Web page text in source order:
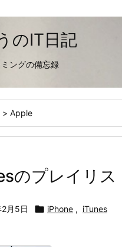
のIT日記
ングの備忘録
> Apple
のプレイリス
月5日  iPhone , iTunes